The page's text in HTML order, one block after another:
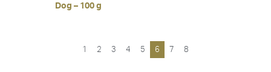
Dog – 100 g
1 2 3 4 5 6 7 8